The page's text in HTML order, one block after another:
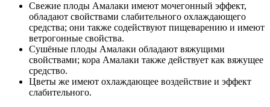
Свежие плоды Амалаки имеют мочегонный эффект,
обладают свойствами слабительного охлаждающего
средства; они также содействуют пищеварению и имеют
ветрогонные свойства.
Сушёные плоды Амалаки обладают вяжущими
свойствами; кора Амалаки также действует как вяжущее
средство.
Цветы же имеют охлаждающее воздействие и эффект
слабительного.